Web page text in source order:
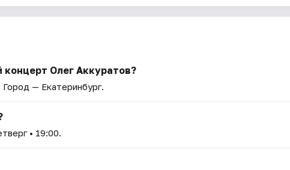
Олег Аккуратов?
Город — Екатеринбург.
• 19:00.